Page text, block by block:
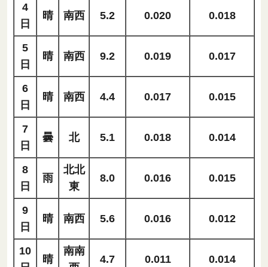
4
日
晴 南西 5.2 0.020 0.018
5
日
晴 南西 9.2 0.019 0.017
6
日
晴 南西 4.4 0.017 0.015
7
日
曇 北 5.1 0.018 0.014
8
日
雨
北北
東
8.0 0.016 0.015
9
日
晴 南西 5.6 0.016 0.012
10
晴
南南
4.7 0.011 0.014